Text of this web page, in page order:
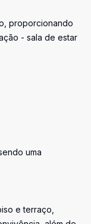
proporcionando
- sala de estar
uma
e terraço,